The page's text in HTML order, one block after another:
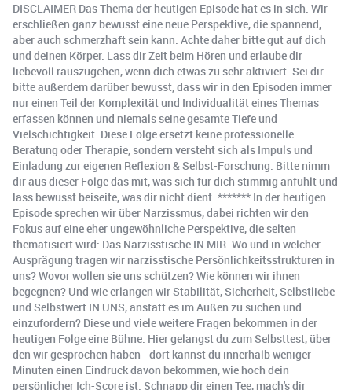
DISCLAIMER Das Thema der heutigen Episode hat es in sich. Wir
erschließen ganz bewusst eine neue Perspektive, die spannend,
aber auch schmerzhaft sein kann. Achte daher bitte gut auf dich
und deinen Körper. Lass dir Zeit beim Hören und erlaube dir
liebevoll rauszugehen, wenn dich etwas zu sehr aktiviert. Sei dir
bitte außerdem darüber bewusst, dass wir in den Episoden immer
nur einen Teil der Komplexität und Individualität eines Themas
erfassen können und niemals seine gesamte Tiefe und
Vielschichtigkeit. Diese Folge ersetzt keine professionelle
Beratung oder Therapie, sondern versteht sich als Impuls und
Einladung zur eigenen Reflexion & Selbst-Forschung. Bitte nimm
dir aus dieser Folge das mit, was sich für dich stimmig anfühlt und
lass bewusst beiseite, was dir nicht dient. ******* In der heutigen
Episode sprechen wir über Narzissmus, dabei richten wir den
Fokus auf eine eher ungewöhnliche Perspektive, die selten
thematisiert wird: Das Narzisstische IN MIR. Wo und in welcher
Ausprägung tragen wir narzisstische Persönlichkeitsstrukturen in
uns? Wovor wollen sie uns schützen? Wie können wir ihnen
begegnen? Und wie erlangen wir Stabilität, Sicherheit, Selbstliebe
und Selbstwert IN UNS, anstatt es im Außen zu suchen und
einzufordern? Diese und viele weitere Fragen bekommen in der
heutigen Folge eine Bühne. Hier gelangst du zum Selbsttest, über
den wir gesprochen haben - dort kannst du innerhalb weniger
Minuten einen Eindruck davon bekommen, wie hoch dein
persönlicher Ich-Score ist. Schnapp dir einen Tee, mach's dir